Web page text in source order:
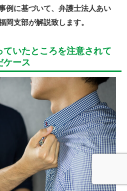
例に基づいて、弁護士法人あい
岡支部が解説致します。
いたところを注意されて
ケース